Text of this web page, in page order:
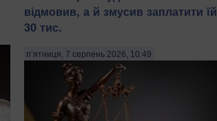
відмовив, а й змусив заплатити їй
30 тис.
п’ятниця, 7 серпень 2026, 10:49